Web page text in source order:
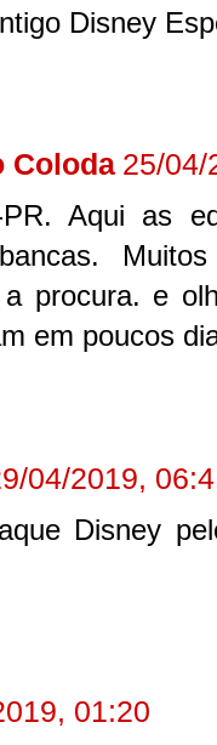
Disney
Coloda 25/04/
PR. Aqui as
procura. e
em poucos
04/2019,
Disney
01:20